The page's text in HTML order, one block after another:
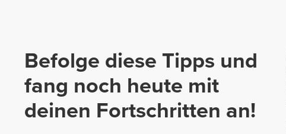
Befolge diese Tipps und
fang noch heute mit
deinen Fortschritten an!